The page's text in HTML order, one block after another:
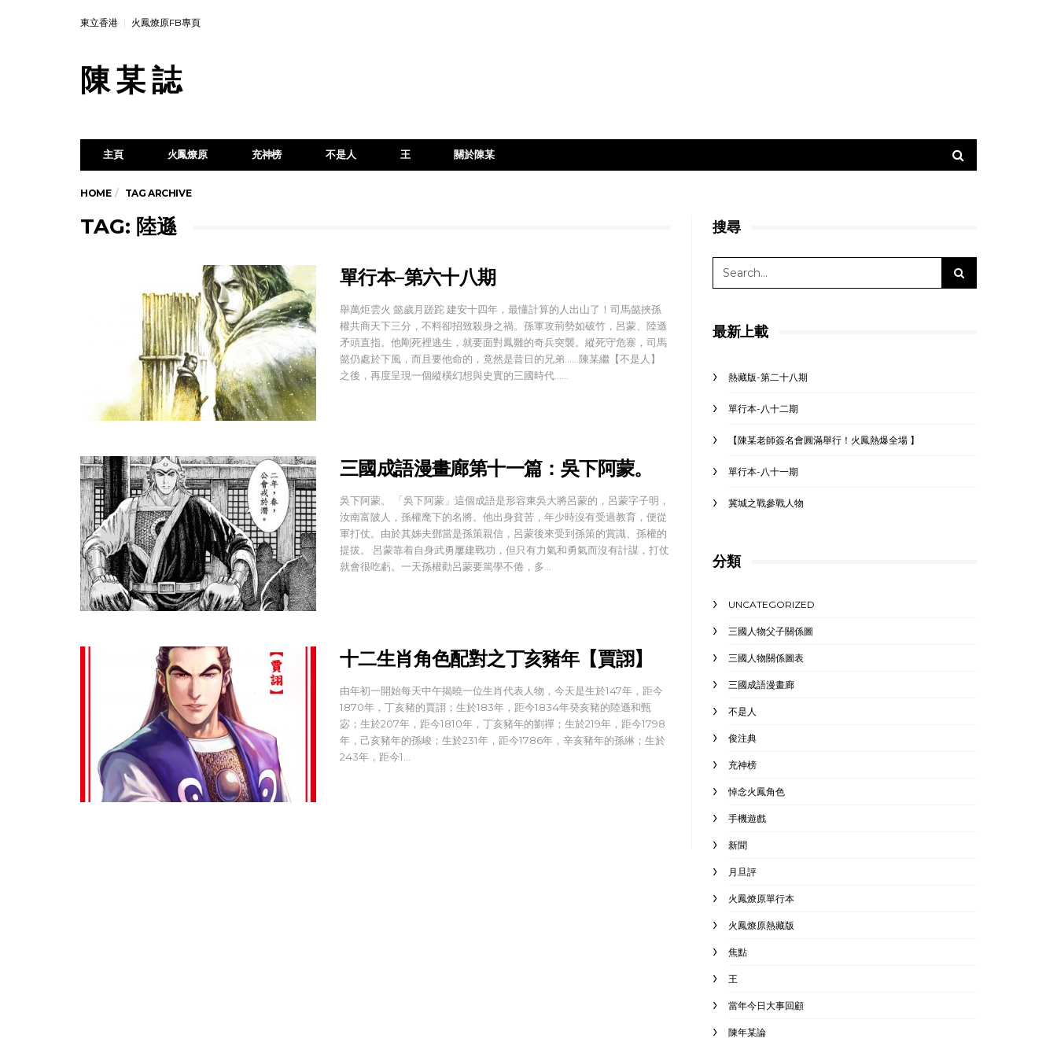
東立香港 火鳳燎原FB專頁
陳 某 誌
主頁 火鳳燎原 充神榜 不是人 王 關於陳某
HOME TAG ARCHIVE
TAG: 陸遜
單行本–第六十八期
舉萬炬雲火 懿歲月蹉跎 建安十四年，最懂計算的人出山了！司馬懿挾孫
權共商天下三分，不料卻招致殺身之禍。孫軍攻荊勢如破竹，呂蒙、陸遜
矛頭直指。他剛死裡逃生，就要面對鳳雛的奇兵突襲。縱死守危寨，司馬
懿仍處於下風，而且要他命的，竟然是昔日的兄弟……陳某繼【不是人】
之後，再度呈現一個縱橫幻想與史實的三國時代……
三國成語漫畫廊第十一篇：吳下阿蒙。
吳下阿蒙。 「吳下阿蒙」這個成語是形容東吳大將呂蒙的，呂蒙字子明，
汝南富陂人，孫權麾下的名將。他出身貧苦，年少時沒有受過教育，便從
軍打仗。由於其姊夫鄧當是孫策親信，呂蒙後來受到孫策的賞識、孫權的
提拔。 呂蒙靠着自身武勇屢建戰功，但只有力氣和勇氣而沒有計謀，打仗
就會很吃虧。一天孫權勸呂蒙要篤學不倦，多…
十二生肖角色配對之丁亥豬年【賈詡】
由年初一開始每天中午揭曉一位生肖代表人物，今天是生於147年，距今
1870年，丁亥豬的賈詡；生於183年，距今1834年癸亥豬的陸遜和甄
宓；生於207年，距今1810年，丁亥豬年的劉禪；生於219年，距今1798
年，己亥豬年的孫峻；生於231年，距今1786年，辛亥豬年的孫綝；生於
243年，距今1…
搜尋
最新上載
熱藏版-第二十八期
單行本-八十二期
【陳某老師簽名會圓滿舉行！火鳳熱爆全場 】
單行本-八十一期
冀城之戰參戰人物
分類
UNCATEGORIZED
三國人物父子關係圖
三國人物關係圖表
三國成語漫畫廊
不是人
俊注典
充神榜
悼念火鳳角色
手機遊戲
新聞
月旦評
火鳳燎原單行本
火鳳燎原熱藏版
焦點
王
當年今日大事回顧
陳年某論